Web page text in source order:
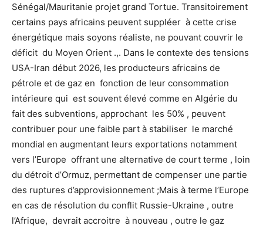
Sénégal/Mauritanie projet grand Tortue. Transitoirement
certains pays africains peuvent suppléer à cette crise
énergétique mais soyons réaliste, ne pouvant couvrir le
déficit du Moyen Orient .,. Dans le contexte des tensions
USA-Iran début 2026, les producteurs africains de
pétrole et de gaz en fonction de leur consommation
intérieure qui est souvent élevé comme en Algérie du
fait des subventions, approchant les 50% , peuvent
contribuer pour une faible part à stabiliser le marché
mondial en augmentant leurs exportations notamment
vers l’Europe offrant une alternative de court terme , loin
du détroit d’Ormuz, permettant de compenser une partie
des ruptures d’approvisionnement ;Mais à terme l’Europe
en cas de résolution du conflit Russie-Ukraine , outre
l’Afrique, devrait accroitre à nouveau , outre le gaz